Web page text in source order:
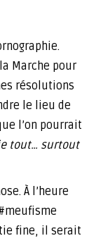
Marche pour
résolutions
le lieu de
l’on pourrait
tout… surtout
À l’heure
fine, il serait